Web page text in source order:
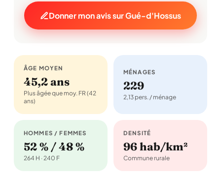
Donner mon avis sur Gué-d'Hossus
ÂGE MOYEN
45,2 ans
Plus âgée que moy. FR (42
ans)
MÉNAGES
229
2,13 pers. / ménage
HOMMES / FEMMES
52 % / 48 %
264 H · 240 F
DENSITÉ
96 hab/km²
Commune rurale